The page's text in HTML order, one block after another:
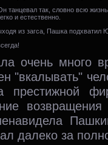
танцевал так, словно всю
и естественно.
из загса, Пашка
очень много
"вкалывать"
далеко за